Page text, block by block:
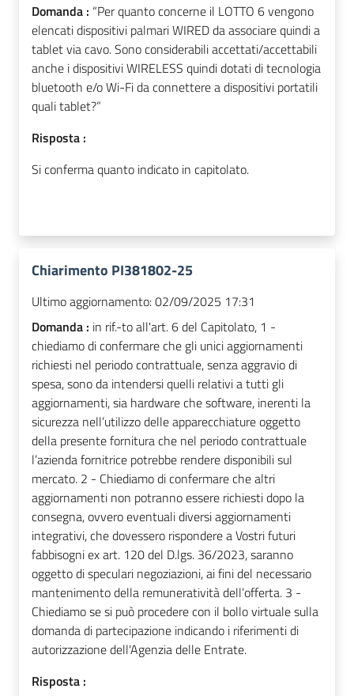
Domanda : “Per quanto concerne il LOTTO 6 vengono
elencati dispositivi palmari WIRED da associare quindi a
tablet via cavo. Sono considerabili accettati/accettabili
anche i dispositivi WIRELESS quindi dotati di tecnologia
bluetooth e/o Wi-Fi da connettere a dispositivi portatili
quali tablet?”
Risposta :
Si conferma quanto indicato in capitolato.
Chiarimento PI381802-25
Ultimo aggiornamento:02/09/2025 17:31
Domanda : in rif.-to all'art. 6 del Capitolato, 1 -
chiediamo di confermare che gli unici aggiornamenti
richiesti nel periodo contrattuale, senza aggravio di
spesa, sono da intendersi quelli relativi a tutti gli
aggiornamenti, sia hardware che software, inerenti la
sicurezza nell’utilizzo delle apparecchiature oggetto
della presente fornitura che nel periodo contrattuale
l’azienda fornitrice potrebbe rendere disponibili sul
mercato. 2 - Chiediamo di confermare che altri
aggiornamenti non potranno essere richiesti dopo la
consegna, ovvero eventuali diversi aggiornamenti
integrativi, che dovessero rispondere a Vostri futuri
fabbisogni ex art. 120 del D.lgs. 36/2023, saranno
oggetto di speculari negoziazioni, ai fini del necessario
mantenimento della remuneratività dell’offerta. 3 -
Chiediamo se si può procedere con il bollo virtuale sulla
domanda di partecipazione indicando i riferimenti di
autorizzazione dell'Agenzia delle Entrate.
Risposta :